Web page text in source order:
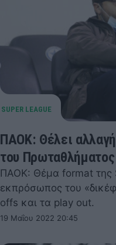
ΠΑΟΚ: Θέλει
του Πρωταθλήματος
ΠΑΟΚ: Θέμα format της
εκπρόσωπος του
offs και τα play out.
19 Μαΐου 2022 20:45